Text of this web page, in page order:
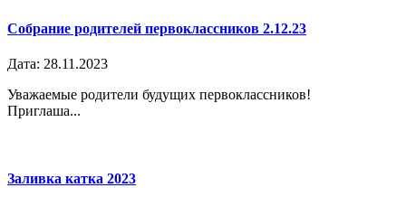
Собрание родителей первоклассников 2.12.23
Дата: 28.11.2023
Уважаемые родители будущих первоклассников!
Приглаша...
Заливка катка 2023